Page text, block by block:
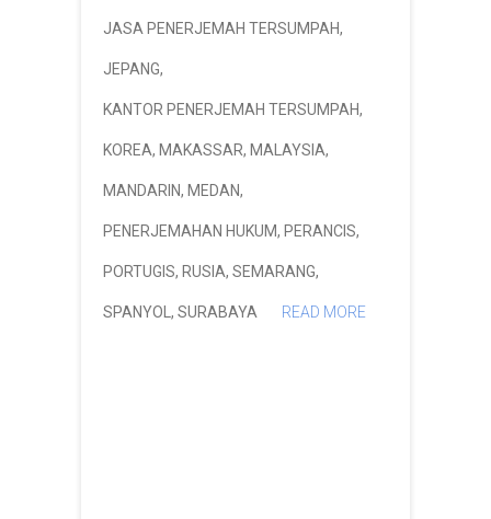
JASA PENERJEMAH TERSUMPAH,
JEPANG,
KANTOR PENERJEMAH TERSUMPAH,
KOREA, MAKASSAR, MALAYSIA,
MANDARIN, MEDAN,
PENERJEMAHAN HUKUM, PERANCIS,
PORTUGIS, RUSIA, SEMARANG,
SPANYOL , SURABAYA READ MORE